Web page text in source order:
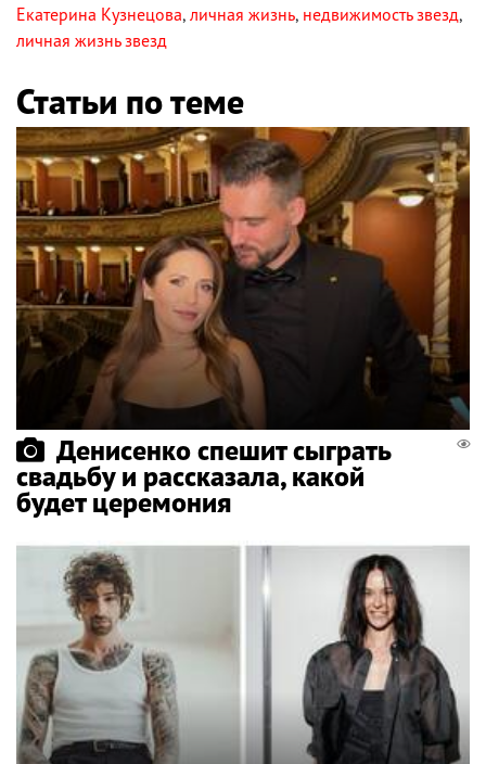
Екатерина Кузнецова, личная жизнь, недвижимость звезд,
личная жизнь звезд
Статьи по теме
Денисенко спешит сыграть
свадьбу и рассказала, какой
будет церемония